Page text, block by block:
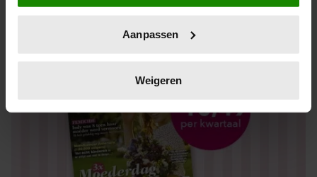
die tot een paar meter nauwkeurig kan zijn
op specifieke eigenschappen (fingerprinting)
verwerkt en stel uw voorkeuren in het
intrekken in de Cookieverklaring.
We gebruiken cookies om content en advertenties te
personaliseren, om functies voor social media te bieden
Aanpassen
Weigeren